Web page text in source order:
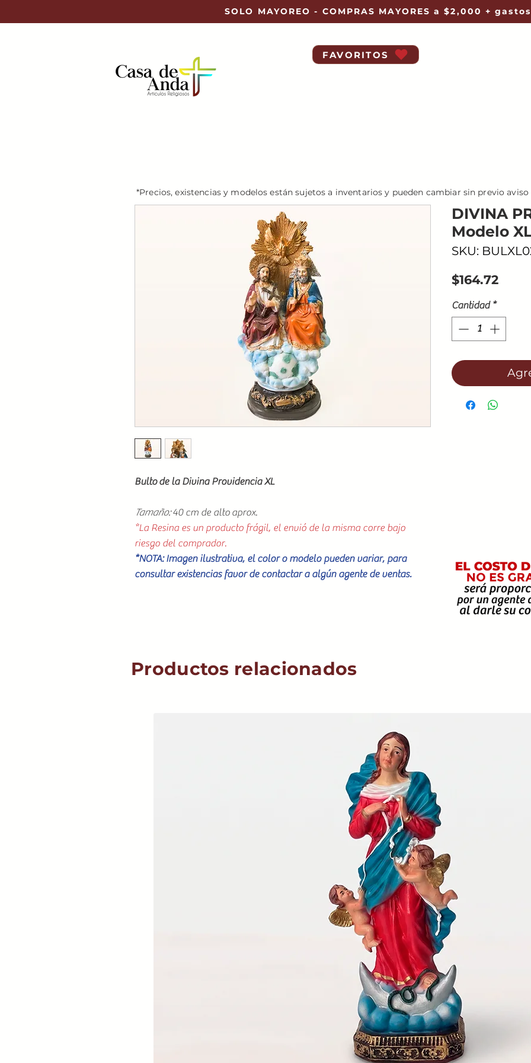
SOLO MAYOREO - COMPRAS MAYORES a $2,000 +
FAVORITOS
Bulto de la Divina Providencia XL
Tamaño:40 cm de alto aprox.
*La Resina es un producto frágil, el envió de la misma corre bajo
riesgo del comprador.
*NOTA: Imagen ilustrativa, el color o modelo pueden variar, para
consultar existencias favor de contactar a algún agente de ventas.
DIVINA
Modelo
SKU:
$164.72Precio
Cantidad *
*Precios, existencias y modelos están sujetos a inventarios y pueden cambiar sin previo aviso
Productos relacionados